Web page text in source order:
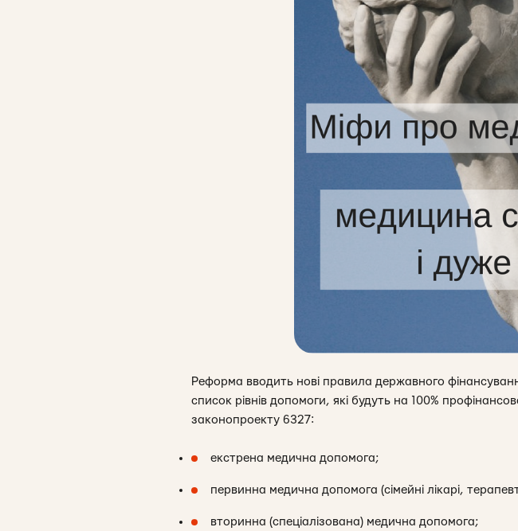
Реформа вводить нові правила державного
список рівнів допомоги, які будуть на 100%
законопроекту 6327:
екстрена медична допомога;
первинна медична допомога (сімейні лікарі,
вторинна (спеціалізована) медична допомога;